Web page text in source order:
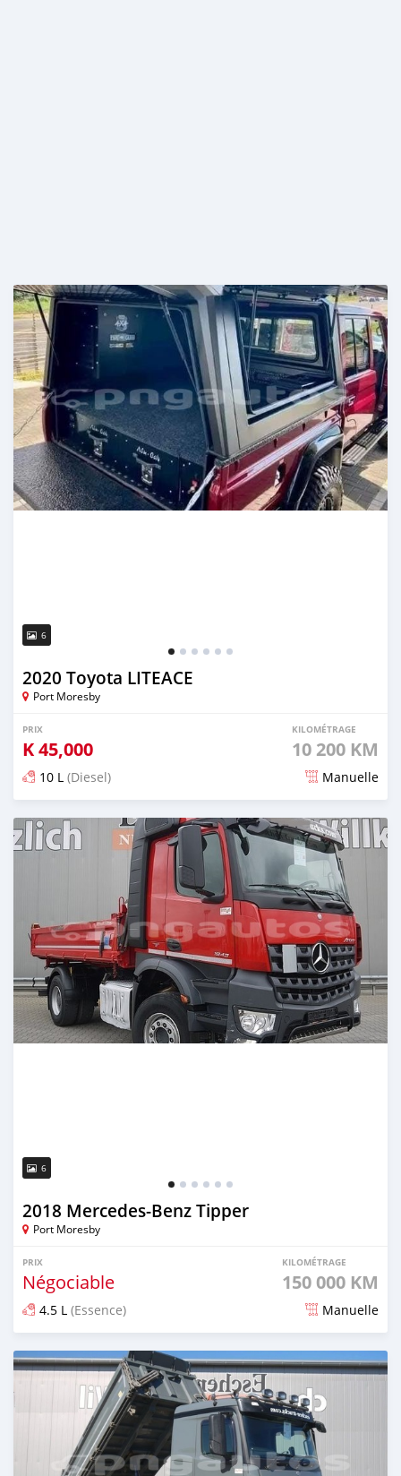
6
2020 Toyota LITEACE
Port Moresby
PRIX
K45,000
KILOMÉTRAGE
10 200 KM
10 L (Diesel) Manuelle
Publié il y a plus d'un an
6
2018 Mercedes‒Benz Tipper
Port Moresby
PRIX
Négociable
KILOMÉTRAGE
150 000 KM
4.5 L (Essence) Manuelle
Publié il y a plus de 2 ans